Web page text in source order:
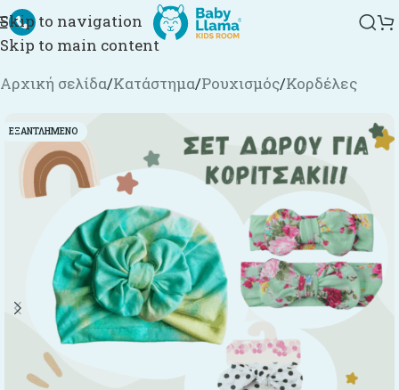
Skip to navigation
Skip to main content
Αρχική σελίδα/Κατάστημα/Ρουχισμός/Κορδέλες
ΕΞΑΝΤΛΗΜΈΝΟ